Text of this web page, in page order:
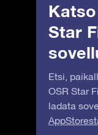
Star
Etsi,
OSR Star
ladata